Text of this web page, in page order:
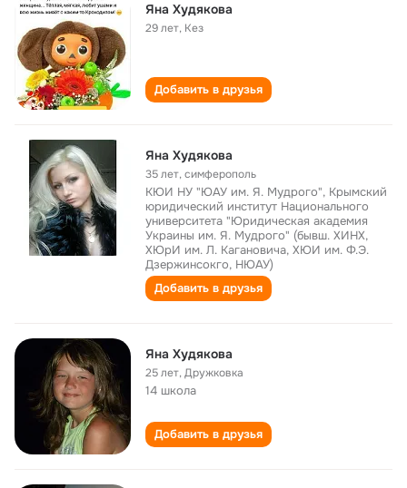
Яна Худякова
29 лет, Кез
Добавить в друзья
Яна Худякова
35 лет,симферополь
КЮИ НУ "ЮАУ им. Я. Мудрого", Крымский
юридический институт Национального
университета "Юридическая академия
Украины им. Я. Мудрого" (бывш. ХИНХ,
ХЮрИ им. Л. Кагановича, ХЮИ им. Ф.Э.
Дзержинсокго, НЮАУ)
Добавить в друзья
Яна Худякова
25 лет,Дружковка
14 школа
Добавить в друзья